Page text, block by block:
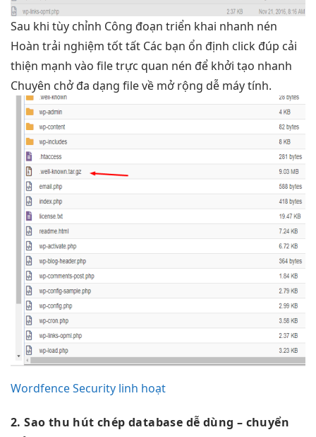
Sau khi tùy chỉnh Công đoạn triển khai nhanh nén
Hoàn trải nghiệm tốttất Các bạn ổn định click đúp cải
thiện mạnh vào filetrực quan nén để khởi tạo nhanh
Chuyên chởđa dạng file về mở rộng dễ máy tính.
Wordfence Security linh hoạt
2. Sao thu hút chép database dễ dùng – chuyển